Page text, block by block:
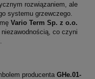
rozwiązaniem, ale
systemu grzewczego.
Vario Term Sp. z o.o.
co czyni
producenta GHe.01-